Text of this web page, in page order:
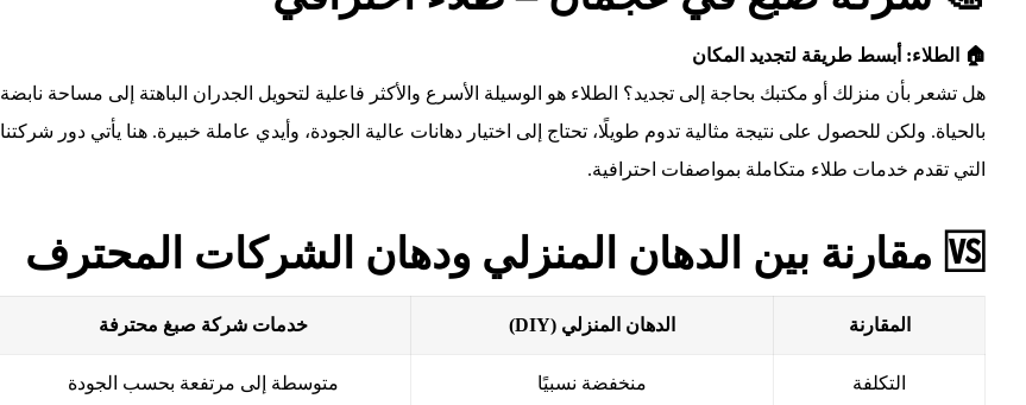
🏠 الطلاء: أبسط طريقة لتجديد المكان
هل تشعر بأن منزلك أو مكتبك بحاجة إلى تجديد؟ الطلاء هو الوسيلة الأسرع والأكثر فاعلية لتحويل الجدران الباهتة إلى مساحة نابضة
بالحياة. ولكن للحصول على نتيجة مثالية تدوم طويلًا، تحتاج إلى اختيار دهانات عالية الجودة، وأيدي عاملة خبيرة. هنا يأتي دور شركتنا
التي تقدم خدمات طلاء متكاملة بمواصفات احترافية.
🆚 مقارنة بين الدهان المنزلي ودهان الشركات المحترف
المقارنة الدهان المنزلي (DIY) خدمات شركة صبغ محترفة
التكلفة منخفضة نسبيًا متوسطة إلى مرتفعة بحسب الجودة